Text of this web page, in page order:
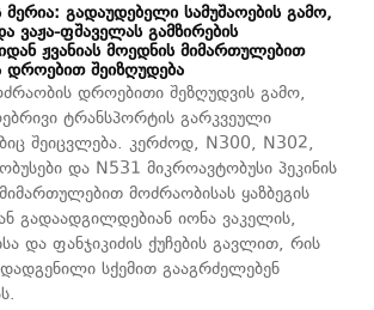
გადაუდებელი სამუშაოების გამო,
ვაჟა-ფშაველას გამზირების
ჟვანიას მოედნის მიმართულებით
დროებით შეიზღუდება
დროებითი შეზღუდვის გამო,
ტრანსპორტის გარკვეული
შეიცვლება. კერძოდ, N300, N302,
და N531 მიკროავტობუსი პეკინის
მოძრაობისას ყაზბეგის
გადაადგილდებიან იონა ვაკელის,
და ფანჯიკიძის ქუჩების გავლით, რის
სქემით გააგრძელებენ